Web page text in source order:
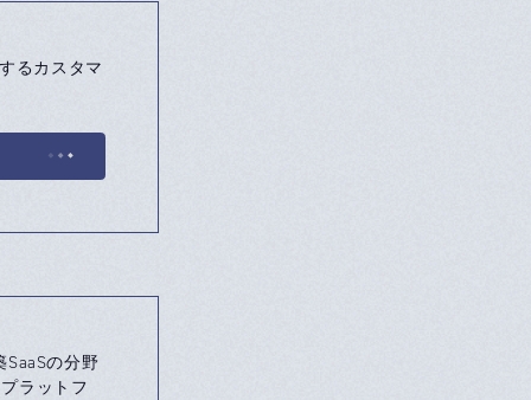
るカスタマ
の分野
ラットフ